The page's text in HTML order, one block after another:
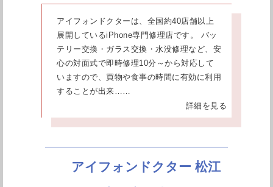
アイフォンドクターは、全国約40店舗以上
展開しているiPhone専門修理店です。 バッ
テリー交換・ガラス交換・水没修理など、安
心の対面式で即時修理10分～から対応して
いますので、買物や食事の時間に有効に利用
することが出来……
詳細を見る
アイフォンドクター 松江